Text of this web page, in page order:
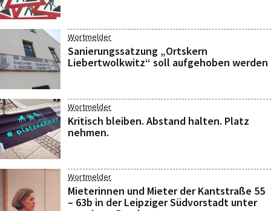
Wortmelder
Sanierungssatzung „Ortskern
Liebertwolkwitz“ soll aufgehoben werden
Wortmelder
Kritisch bleiben. Abstand halten. Platz
nehmen.
Wortmelder
Mieterinnen und Mieter der Kantstraße 55
– 63b in der Leipziger Südvorstadt unter